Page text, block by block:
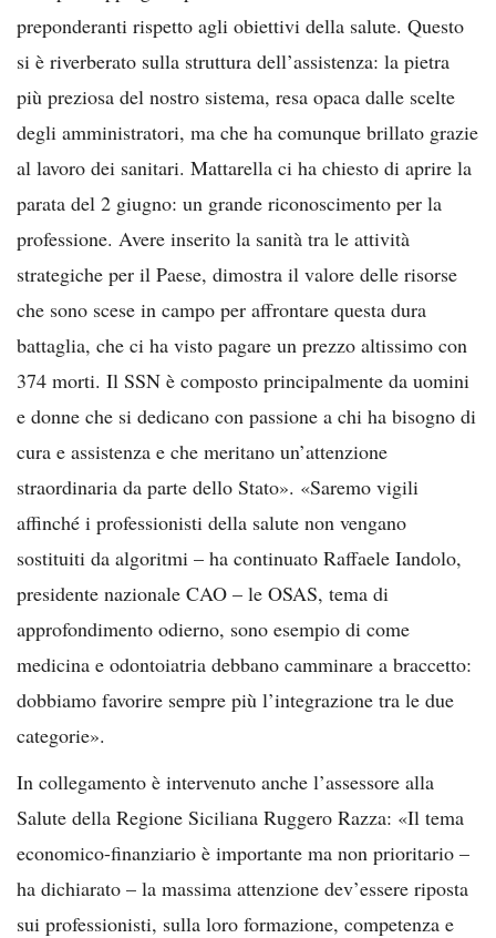
preponderanti rispetto agli obiettivi della salute. Questo
si è riverberato sulla struttura dell’assistenza: la pietra
più preziosa del nostro sistema, resa opaca dalle scelte
degli amministratori, ma che ha comunque brillato grazie
al lavoro dei sanitari. Mattarella ci ha chiesto di aprire la
parata del 2 giugno: un grande riconoscimento per la
professione. Avere inserito la sanità tra le attività
strategiche per il Paese, dimostra il valore delle risorse
che sono scese in campo per affrontare questa dura
battaglia, che ci ha visto pagare un prezzo altissimo con
374 morti. Il SSN è composto principalmente da uomini
e donne che si dedicano con passione a chi ha bisogno di
cura e assistenza e che meritano un’attenzione
straordinaria da parte dello Stato». «Saremo vigili
affinché i professionisti della salute non vengano
sostituiti da algoritmi – ha continuato Raffaele Iandolo,
presidente nazionale CAO – le OSAS, tema di
approfondimento odierno, sono esempio di come
medicina e odontoiatria debbano camminare a braccetto:
dobbiamo favorire sempre più l’integrazione tra le due
categorie».
In collegamento è intervenuto anche l’assessore alla
Salute della Regione Siciliana Ruggero Razza: «Il tema
economico-finanziario è importante ma non prioritario –
ha dichiarato – la massima attenzione dev’essere riposta
sui professionisti, sulla loro formazione, competenza e